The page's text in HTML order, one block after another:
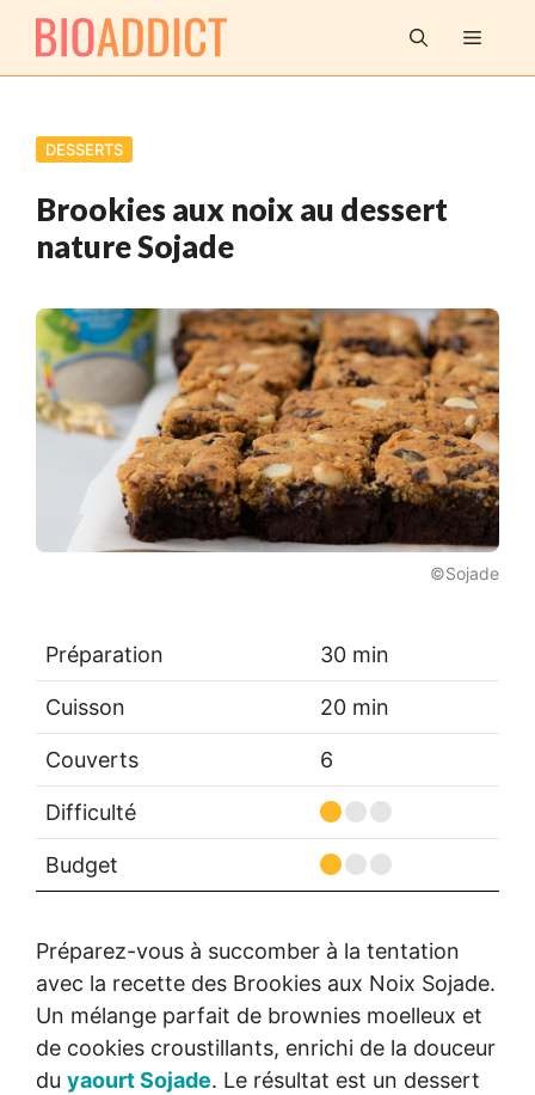
Aller
contenu
MENU
DESSERTS
Brookies aux noix au dessert
nature Sojade
©Sojade
Préparation 30 min
Cuisson 20 min
Couverts 6
Difficulté
Budget
Préparez-vous à succomber à la tentation
avec la recette des Brookies aux Noix Sojade.
Un mélange parfait de brownies moelleux et
de cookies croustillants, enrichi de la douceur
du yaourt Sojade. Le résultat est un dessert